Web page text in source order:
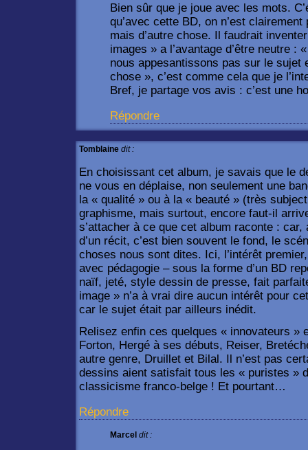
Bien sûr que je joue avec les mots.
qu’avec cette BD, on n’est
mais d’autre chose. Il faudrait
images » a l’avantage d’être neutre :
nous appesantissons pas sur le sujet
chose », c’est comme cela que je
Bref, je partage vos avis : c’est une
Répondre
Tomblaine dit :
En choisissant cet album, je savais que le
ne vous en déplaise, non seulement une
la « qualité » ou à la « beauté » (très
graphisme, mais surtout, encore faut-il
s’attacher à ce que cet album raconte :
d’un récit, c’est bien souvent le fond, le
choses nous sont dites. Ici, l’intérêt
avec pédagogie – sous la forme d’un BD
naïf, jeté, style dessin de presse, fait
image » n’a à vrai dire aucun intérêt pour
car le sujet était par ailleurs inédit.
Relisez enfin ces quelques « innovateurs »
Forton, Hergé à ses débuts, Reiser,
autre genre, Druillet et Bilal. Il n’est pas
dessins aient satisfait tous les « puristes »
classicisme franco-belge ! Et pourtant…
Répondre
Marcel dit :